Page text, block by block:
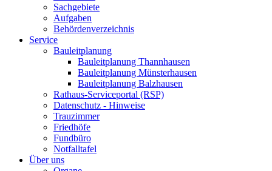
Sachgebiete
Aufgaben
Behördenverzeichnis
Service
Bauleitplanung
Bauleitplanung Thannhausen
Bauleitplanung Münsterhausen
Bauleitplanung Balzhausen
Rathaus-Serviceportal (RSP)
Datenschutz - Hinweise
Trauzimmer
Friedhöfe
Fundbüro
Notfalltafel
Über uns